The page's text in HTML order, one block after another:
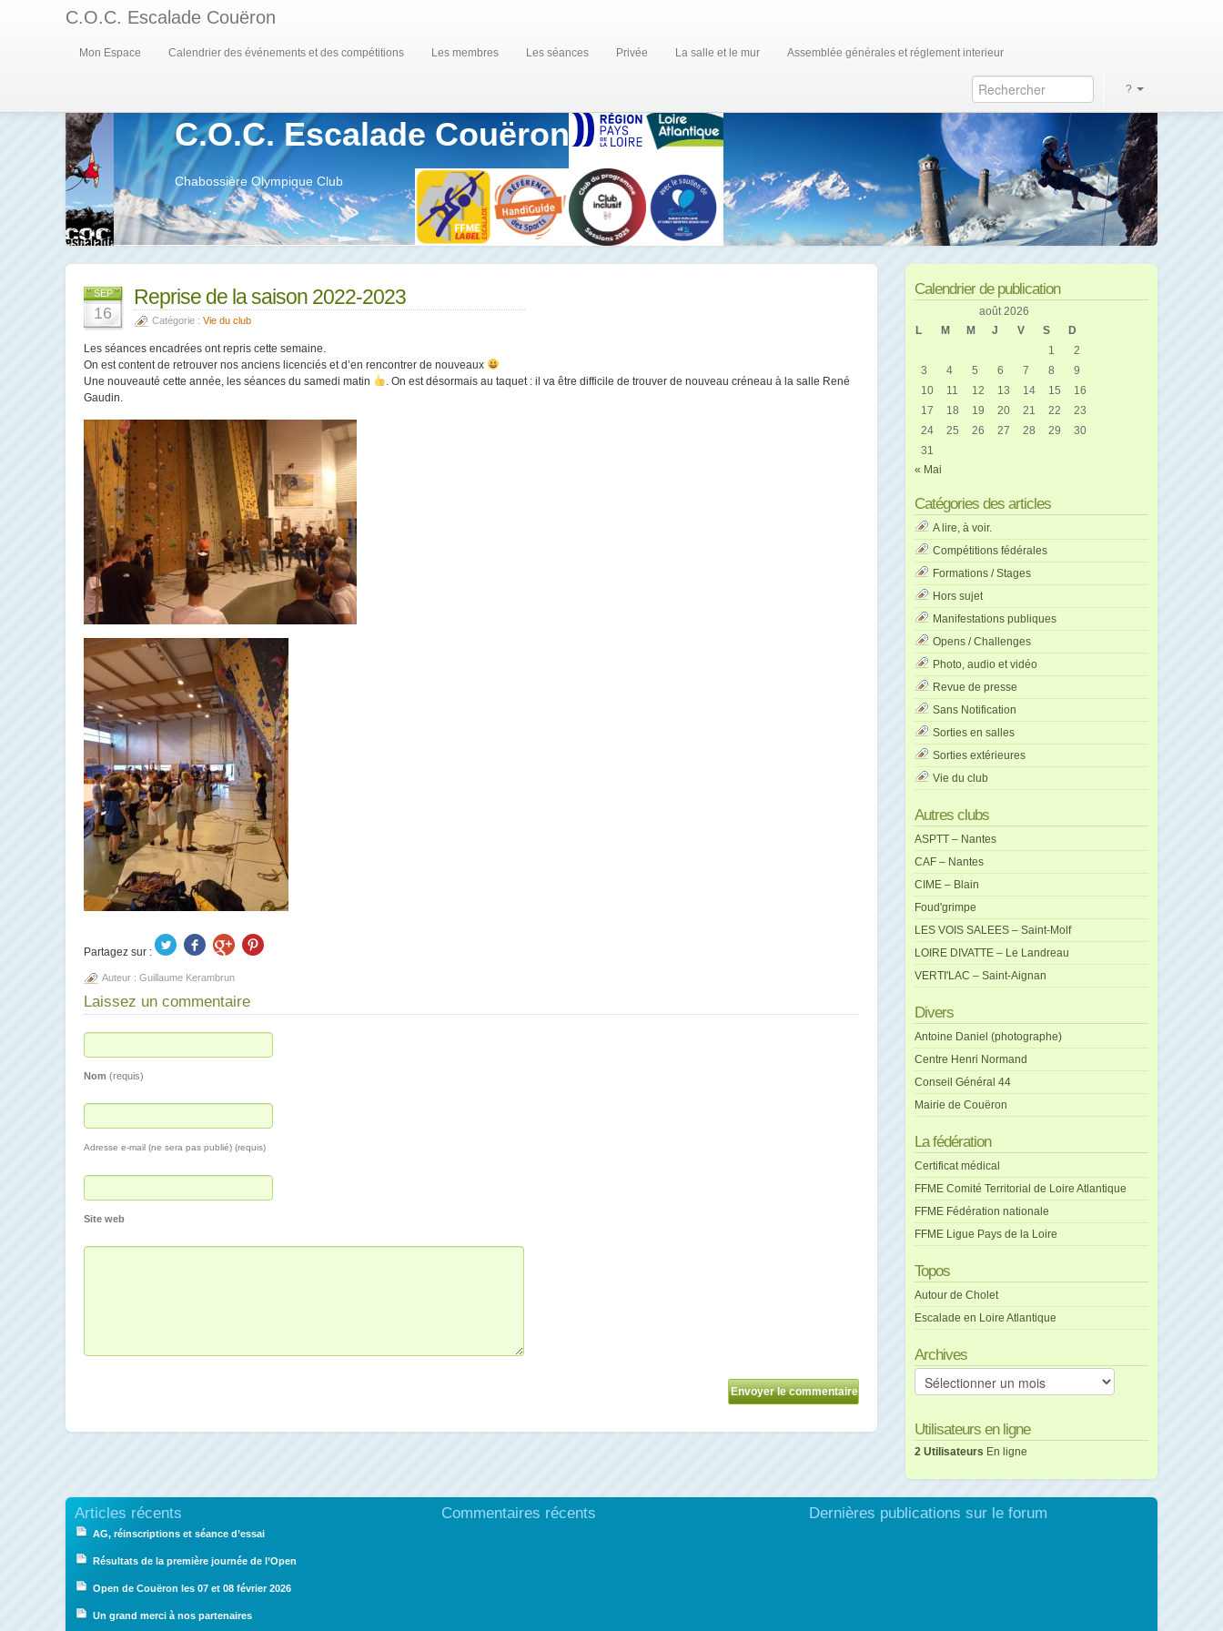
C.O.C. Escalade Couëron
Mon Espace Calendrier des événements et des compétitions Les membres Les séances Privée La salle et le mur Assemblée générales et réglement interieur
?
C.O.C. Escalade Couëron
Chabossière Olympique Club
SEP
16
Reprise de la saison 2022-2023
Catégorie : Vie du club
Les séances encadrées ont repris cette semaine.
On est content de retrouver nos anciens licenciés et d’en rencontrer de nouveaux
Une nouveauté cette année, les séances du samedi matin
. On est désormais au taquet : il va être difficile de trouver de nouveau créneau à la salle René
Gaudin.
Partagez sur :
Auteur : Guillaume Kerambrun
Laissez un commentaire
Nom (requis)
Adresse e-mail (ne sera pas publié) (requis)
Site web
Calendrier de publication
août 2026
L
M M J V S
D
1
2
3
4 5 6 7 8
9
10
11 12 13 14 15
16
17
18 19 20 21 22
23
24
25 26 27 28 29
30
31
« Mai
Catégories des articles
A lire, à voir.
Compétitions fédérales
Formations / Stages
Hors sujet
Manifestations publiques
Opens / Challenges
Photo, audio et vidéo
Revue de presse
Sans Notification
Sorties en salles
Sorties extérieures
Vie du club
Autres clubs
ASPTT – Nantes
CAF – Nantes
CIME – Blain
Foud'grimpe
LES VOIS SALEES – Saint-Molf
LOIRE DIVATTE – Le Landreau
VERTI'LAC – Saint-Aignan
Divers
Antoine Daniel (photographe)
Centre Henri Normand
Conseil Général 44
Mairie de Couëron
La fédération
Certificat médical
FFME Comité Territorial de Loire Atlantique
FFME Fédération nationale
FFME Ligue Pays de la Loire
Topos
Autour de Cholet
Escalade en Loire Atlantique
Archives
Archives
Utilisateurs en ligne
2 Utilisateurs En ligne
Articles récents
AG, réinscriptions et séance d’essai
Résultats de la première journée de l’Open
Open de Couëron les 07 et 08 février 2026
Un grand merci à nos partenaires
Commentaires récents Dernières publications sur le forum